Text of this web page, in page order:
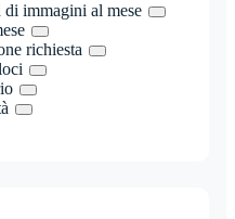
immagini al mese
richiesta